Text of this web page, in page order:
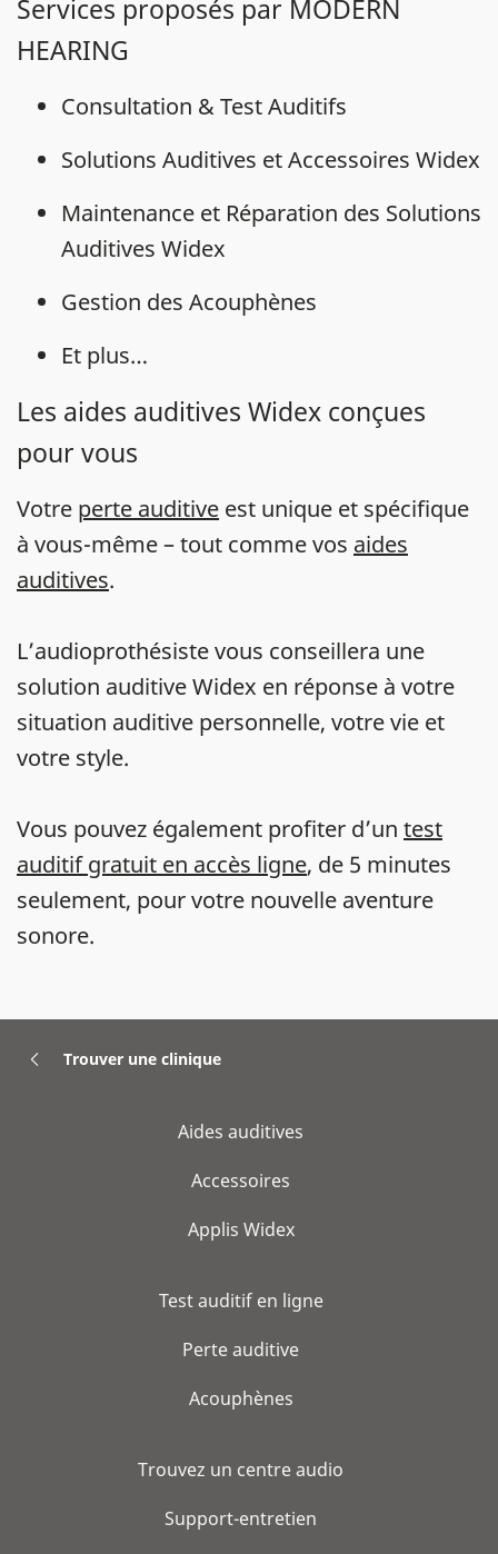
Services proposés par MODERN
HEARING
Consultation & Test Auditifs
Solutions Auditives et Accessoires Widex
Maintenance et Réparation des Solutions
Auditives Widex
Gestion des Acouphènes
Et plus…
Les aides auditives Widex conçues
pour vous
Votre perte auditive est unique et spécifique
à vous-même – tout comme vos aides
auditives.
L’audioprothésiste vous conseillera une
solution auditive Widex en réponse à votre
situation auditive personnelle, votre vie et
votre style.
Vous pouvez également profiter d’un test
auditif gratuit en accès ligne, de 5 minutes
seulement, pour votre nouvelle aventure
sonore.
Trouver une clinique
Aides auditives
Accessoires
Applis Widex
Test auditif en ligne
Perte auditive
Acouphènes
Trouvez un centre audio
Support-entretien